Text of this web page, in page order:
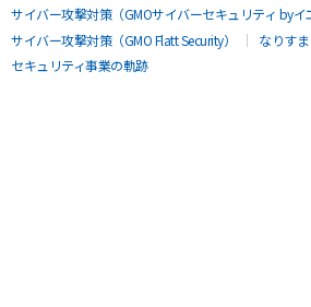
サイバー攻撃対策（GMOサイバーセキュリティ byイ
サイバー攻撃対策（GMO Flatt Security）
なりす
セキュリティ事業の軌跡